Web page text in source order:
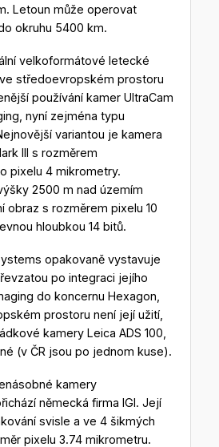
Letoun může operovat
okruhu 5400 km.
velkoformátové letecké
středoevropském prostoru
používání kamer UltraCam
nyní zejména typu
variantou je kamera
III s rozměrem
pixelu 4 mikrometry.
2500 m nad územím
obraz s rozměrem pixelu 10
hloubkou 14 bitů.
opakovaně vystavuje
po integraci jejího
do koncernu Hexagon,
prostoru není její užití,
kamery Leica ADS 100,
(v ČR jsou po jednom kuse).
kamery
německá firma IGI. Její
svisle a ve 4 šikmých
pixelu 3.74 mikrometru.